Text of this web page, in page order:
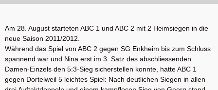
Am 28. August starteten ABC 1 und ABC 2 mit 2 Heimsiegen in die
neue Saison 2011/2012.
Während das Spiel von ABC 2 gegen SG Enkheim bis zum Schluss
spannend war und Nina erst im 3. Satz des abschliessenden
Damen-Einzels den 5:3-Sieg sicherstellen konnte, hatte ABC 1
gegen Dortelweil 5 leichtes Spiel: Nach deutlichen Siegen in allen